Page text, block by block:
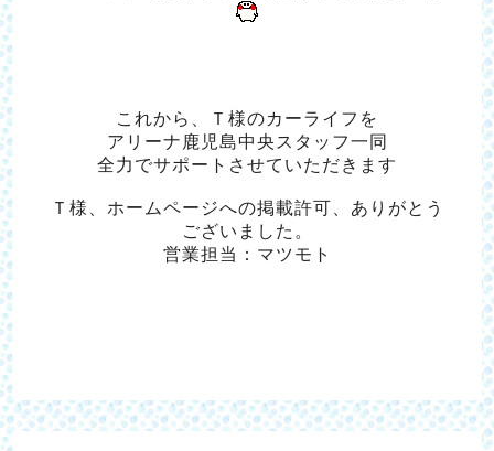
これから、Ｔ様のカーライフを
アリーナ鹿児島中央スタッフ一同
全力でサポートさせていただきます
Ｔ様、ホームページへの掲載許可、ありがとう
ございました。
営業担当：マツモト